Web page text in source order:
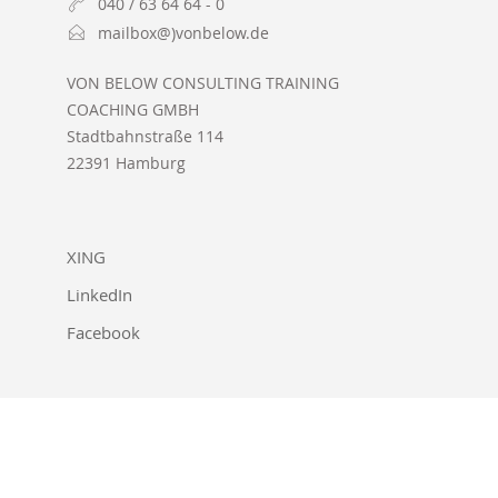
040 / 63 64 64 - 0
mailbox@)vonbelow.de
VON BELOW CONSULTING TRAINING
COACHING GMBH
Stadtbahnstraße 114
22391 Hamburg
XING
LinkedIn
Facebook